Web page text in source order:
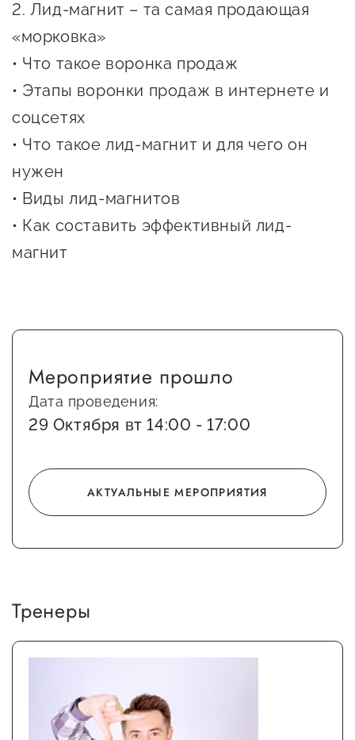
Оказание услуг в
социальной сфере
мероприятия
Проекты
Поддержка центра
Онлайн-витрина
документы
Центр поддержки экспорта
Справочник
предпринимателя
Интерактивные сервисы
продукции
Госзакупки для малого
бизнеса
Каталог югорских франшиз
Самозанятому
Новости УФНС
Каталог грантов
Иностранным гражданам
Сервисы для бизнеса
2. Лид-магнит – та самая продающая
«морковка»
• Что такое воронка продаж
• Этапы воронки продаж в интернете и
соцсетях
• Что такое лид-магнит и для чего он
нужен
• Виды лид-магнитов
• Как составить эффективный лид-
магнит
Мероприятие прошло
Дата проведения:
29 Октября вт 14:00 - 17:00
АКТУАЛЬНЫЕ МЕРОПРИЯТИЯ
Тренеры